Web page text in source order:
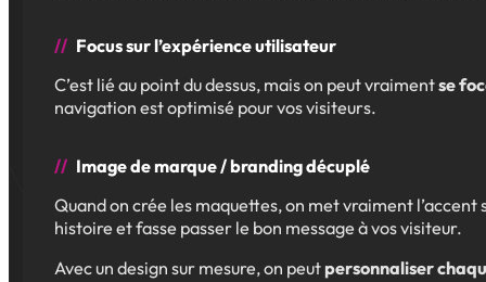
Focus sur l’expérience utilisateur
C’est lié au point du dessus, mais on peut vraimentse
navigation est optimisé pour vos visiteurs.
Image de marque / branding décuplé
Quand on crée les maquettes, on met vraiment l’accent
histoire et fasse passer le bon message à vos visiteur.
Avec un design sur mesure, on peutpersonnaliser